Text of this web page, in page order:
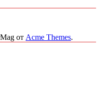
от Acme Themes.